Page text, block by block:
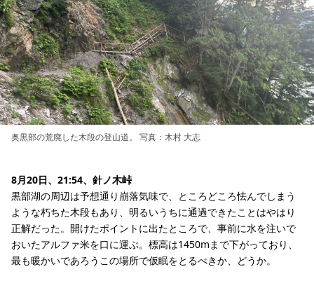
奥黒部の荒廃した木段の登山道。 写真：木村 大志
8月20日、21:54、針ノ木峠
黒部湖の周辺は予想通り崩落気味で、ところどころ怯んでしまう
ような朽ちた木段もあり、明るいうちに通過できたことはやはり
正解だった。開けたポイントに出たところで、事前に水を注いで
おいたアルファ米を口に運ぶ。標高は1450mまで下がっており、
最も暖かいであろうこの場所で仮眠をとるべきか、どうか。